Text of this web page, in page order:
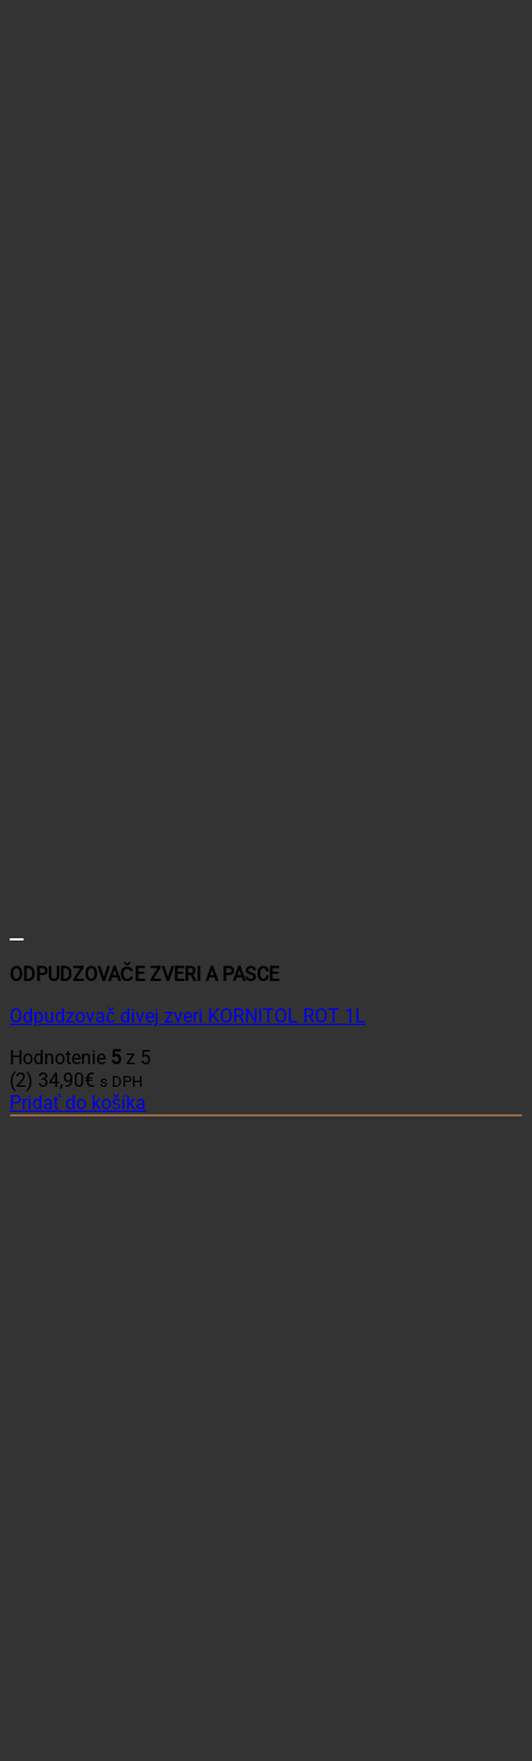
ODPUDZOVAČE ZVERI A PASCE
Odpudzovač divej zveri KORNITOL ROT 1L
Hodnotenie 5 z 5
(2) 34,90€ s DPH
Pridať do košíka